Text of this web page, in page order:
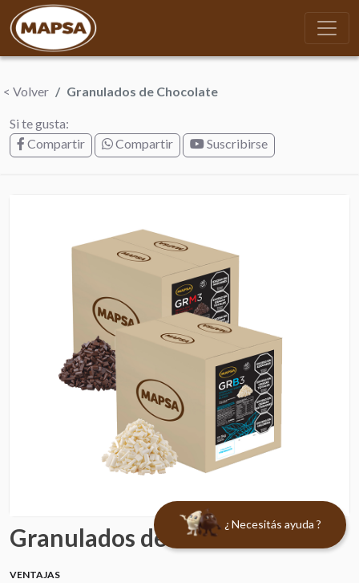
< Volver Granulados de Chocolate
Si te gusta:
Compartir
Compartir Suscribirse
Granulados de Chocolate
VENTAJAS
¿ Necesitás ayuda ?